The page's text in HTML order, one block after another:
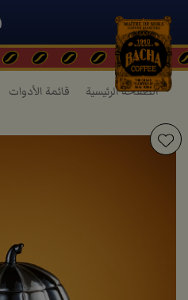
الصفحة الرئيسية قائمة الأدوات